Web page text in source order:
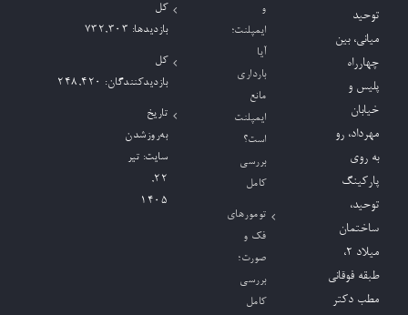
توحید
میانی، بین
چهارراه
پلیس و
خیابان
مهرداد، رو
به روی
پارکینگ
توحید،
ساختمان
میلاد ٢،
طبقه فوقانی
مطب دکتر
و
ایمپلنت؛
آیا
بارداری
مانع
ایمپلنت
است؟
بررسی
کامل
تومورهای
فک و
صورت؛
بررسی
کامل
کل
بازدیدها: 732,303
کل
بازدیدکنند‌گان: 248,420
تاریخ
به‌روزشدن
سایت: تیر
۲۲,
۱۴۰۵